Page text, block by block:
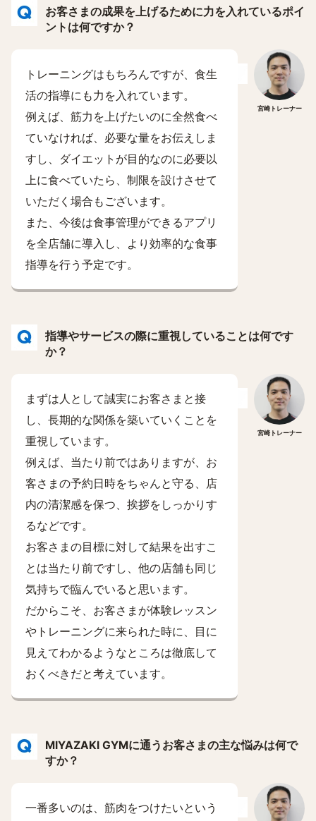
お客さまの成果を上げるために力を入れているポイ
ントは何ですか？
宮崎トレーナー
トレーニングはもちろんですが、食生
活の指導にも力を入れています。
例えば、筋力を上げたいのに全然食べ
ていなければ、必要な量をお伝えしま
すし、ダイエットが目的なのに必要以
上に食べていたら、制限を設けさせて
いただく場合もございます。
また、今後は食事管理ができるアプリ
を全店舗に導入し、より効率的な食事
指導を行う予定です。
指導やサービスの際に重視していることは何です
か？
宮崎トレーナー
まずは人として誠実にお客さまと接
し、長期的な関係を築いていくことを
重視しています。
例えば、当たり前ではありますが、お
客さまの予約日時をちゃんと守る、店
内の清潔感を保つ、挨拶をしっかりす
るなどです。
お客さまの目標に対して結果を出すこ
とは当たり前ですし、他の店舗も同じ
気持ちで臨んでいると思います。
だからこそ、お客さまが体験レッスン
やトレーニングに来られた時に、目に
見えてわかるようなところは徹底して
おくべきだと考えています。
MIYAZAKI GYMに通うお客さまの主な悩みは何で
すか？
一番多いのは、筋肉をつけたいという